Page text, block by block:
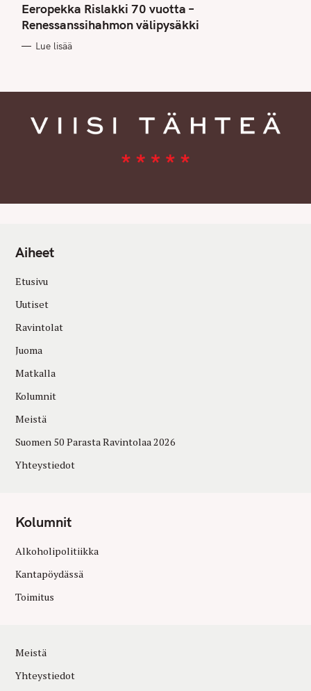
T
E
G
O
I
Eeropekka Rislakki 70 vuotta –
Renessanssihahmon välipysäkki
Lue lisää
Aiheet
Etusivu
Uutiset
Ravintolat
Juoma
Matkalla
Kolumnit
Meistä
Suomen 50 Parasta Ravintolaa 2026
Yhteystiedot
Kolumnit
Alkoholipolitiikka
Kantapöydässä
Toimitus
Meistä
Yhteystiedot